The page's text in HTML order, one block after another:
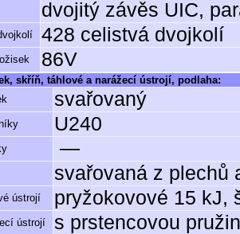
dvojitý závěs UIC,
428 celistvá dvojkolí
86V
skříň, táhlové a narážecí ústrojí, podlaha:
svařovaný
U240
—
svařovaná z plechů
ústrojí pryžokovové 15 kJ,
ústrojí s prstencovou